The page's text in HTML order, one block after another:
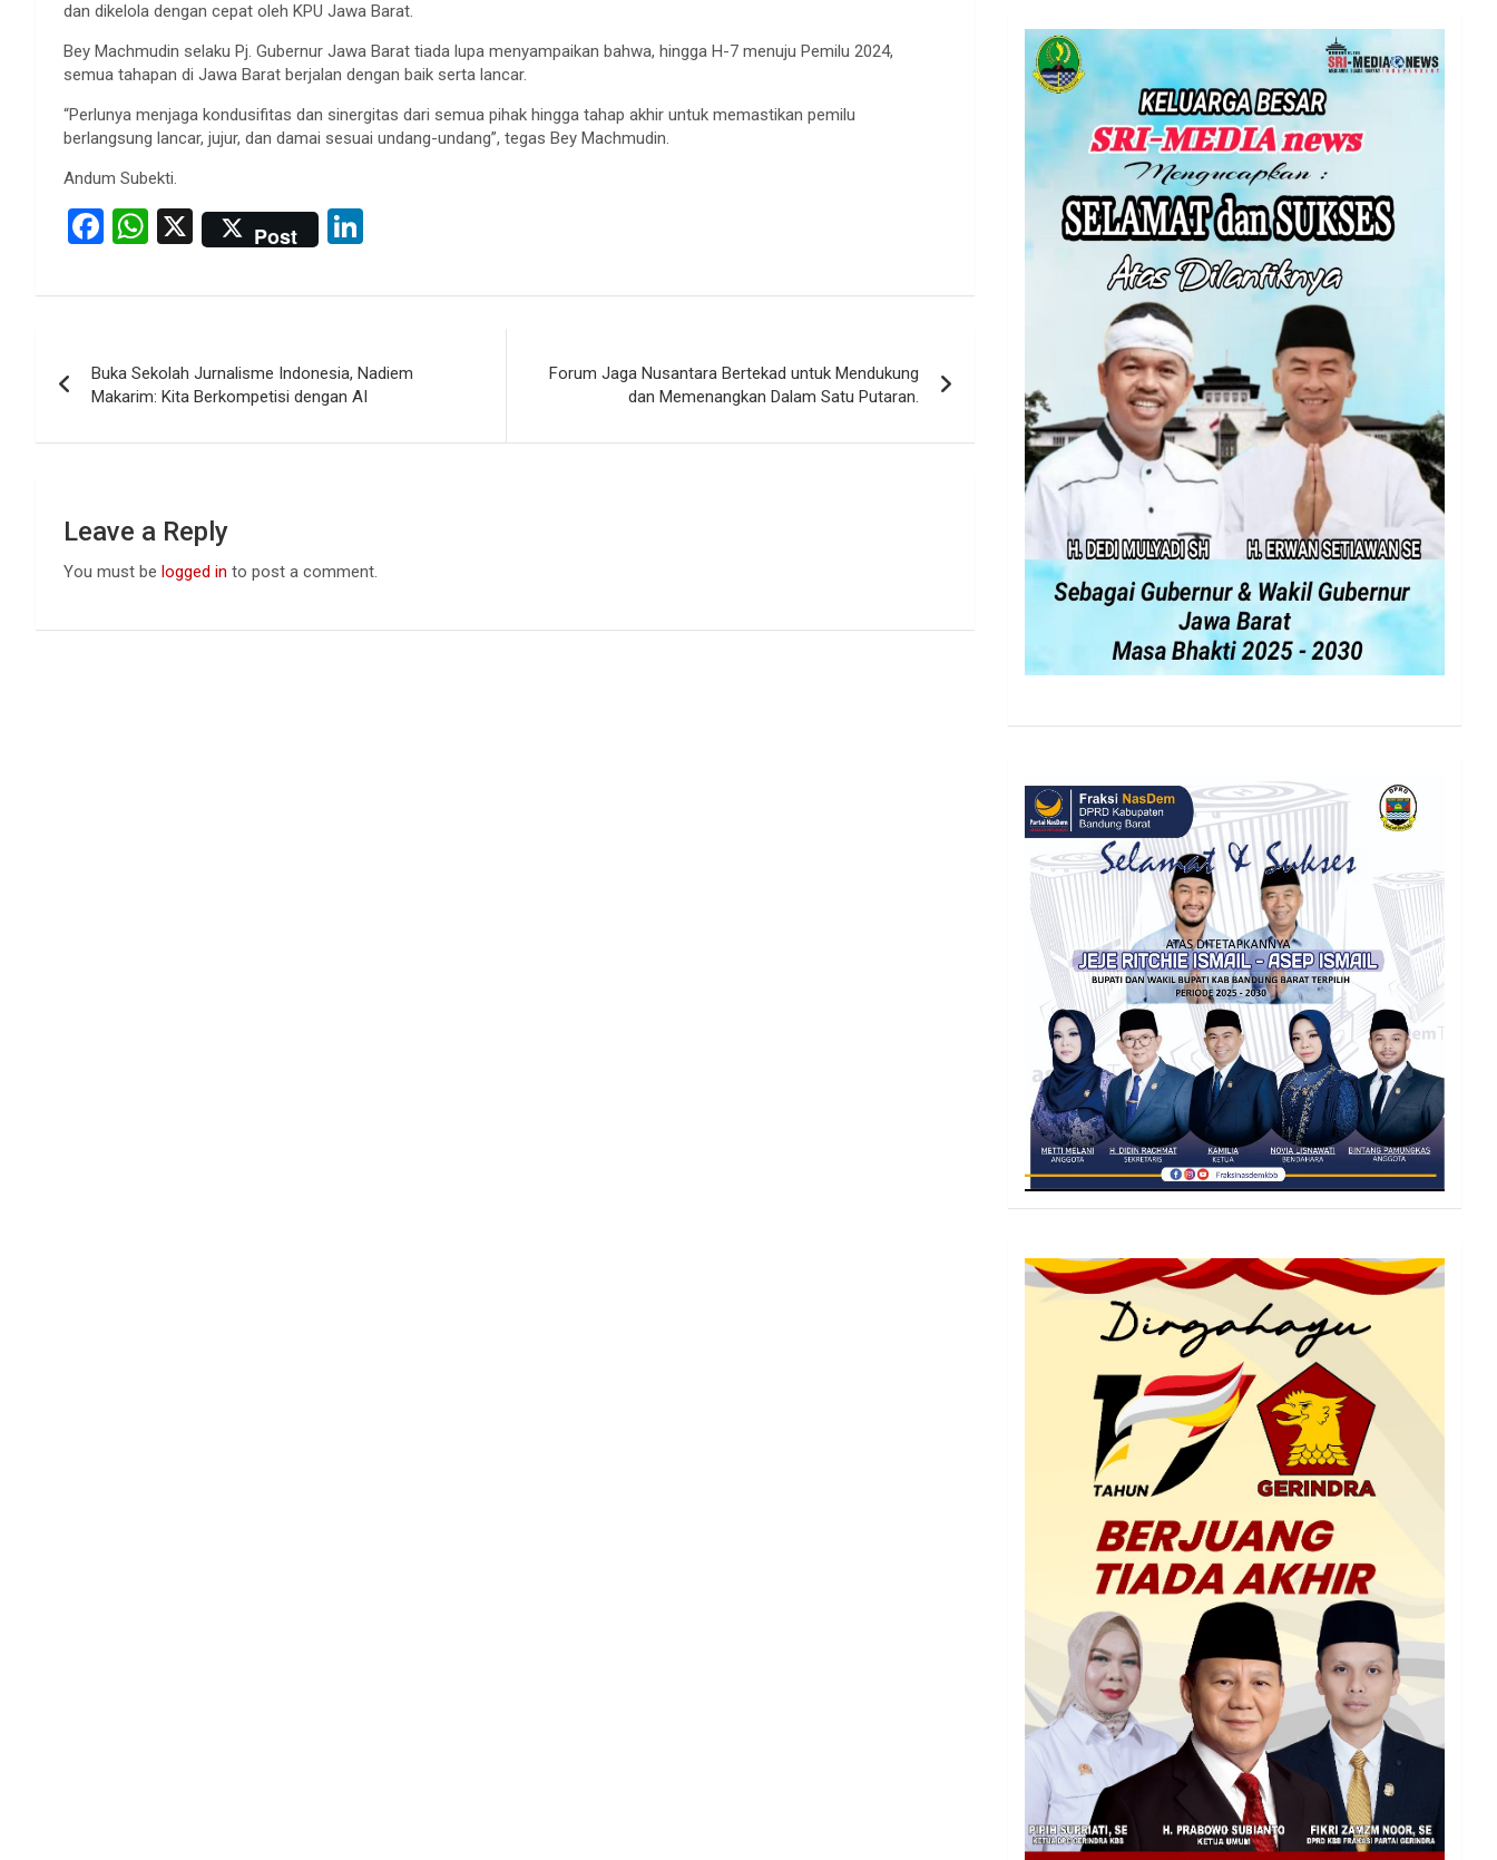
dan dikelola dengan cepat oleh KPU Jawa Barat.
Bey Machmudin selaku Pj. Gubernur Jawa Barat tiada lupa menyampaikan bahwa, hingga H-7 menuju Pemilu 2024,
semua tahapan di Jawa Barat berjalan dengan baik serta lancar.
“Perlunya menjaga kondusifitas dan sinergitas dari semua pihak hingga tahap akhir untuk memastikan pemilu
berlangsung lancar, jujur, dan damai sesuai undang-undang”, tegas Bey Machmudin.
Andum Subekti.
F
ce
o
o
k
W
at
A
p
p
X Post
ke
n
navigation
Buka Sekolah Jurnalisme Indonesia, Nadiem
Makarim: Kita Berkompetisi dengan AI
Forum Jaga Nusantara Bertekad untuk Mendukung
dan Memenangkan Dalam Satu Putaran.
Leave a Reply
You must be logged in to post a comment.